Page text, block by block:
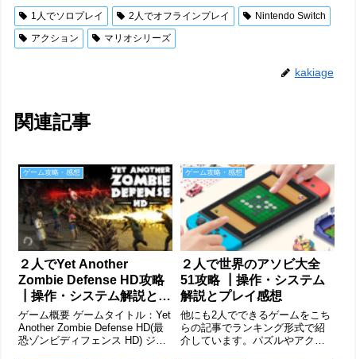
1人でソロプレイ 2人でオフラインプレイ
Nintendo Switch
アクション
マリオシリーズ
kakiage
関連記事
ゲーム攻略・感想
２人でYet Another
Zombie Defense HD攻略
┃操作・システム解説とプ
レイ感想
ゲーム概要 ゲームタイトル：Yet
Another Zombie Defense HD(最
恐ゾンビディフェンス HD) ジャ
ゲーム攻略・感想
２人で世界のアソビ大全
51攻略 ┃操作・システム
解説とプレイ感想
他にも2人でできるゲームをこち
らの記事でランキング形式で紹
介しています。パズルやアクシ